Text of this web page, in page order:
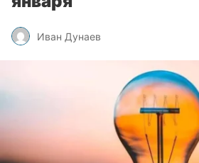
Иван Дунаев